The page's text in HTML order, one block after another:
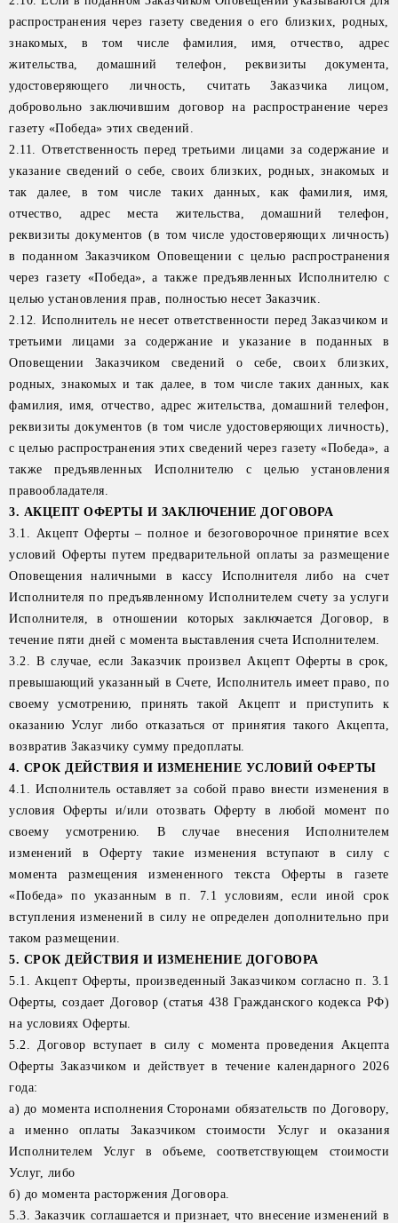
распространения через газету сведения о его близких, родных,
знакомых, в том числе фамилия, имя, отчество, адрес
жительства, домашний телефон, реквизиты документа,
удостоверяющего личность, считать Заказчика лицом,
добровольно заключившим договор на распространение через
газету «Победа» этих сведений.
2.11. Ответственность перед третьими лицами за содержание и
указание сведений о себе, своих близких, родных, знакомых и
так далее, в том числе таких данных, как фамилия, имя,
отчество, адрес места жительства, домашний телефон,
реквизиты документов (в том числе удостоверяющих личность)
в поданном Заказчиком Оповещении с целью распространения
через газету «Победа», а также предъявленных Исполнителю с
целью установления прав, полностью несет Заказчик.
2.12. Исполнитель не несет ответственности перед Заказчиком и
третьими лицами за содержание и указание в поданных в
Оповещении Заказчиком сведений о себе, своих близких,
родных, знакомых и так далее, в том числе таких данных, как
фамилия, имя, отчество, адрес жительства, домашний телефон,
реквизиты документов (в том числе удостоверяющих личность),
с целью распространения этих сведений через газету «Победа», а
также предъявленных Исполнителю с целью установления
правообладателя.
3. АКЦЕПТ ОФЕРТЫ И ЗАКЛЮЧЕНИЕ ДОГОВОРА
3.1. Акцепт Оферты – полное и безоговорочное принятие всех
условий Оферты путем предварительной оплаты за размещение
Оповещения наличными в кассу Исполнителя либо на счет
Исполнителя по предъявленному Исполнителем счету за услуги
Исполнителя, в отношении которых заключается Договор, в
течение пяти дней с момента выставления счета Исполнителем.
3.2. В случае, если Заказчик произвел Акцепт Оферты в срок,
превышающий указанный в Счете, Исполнитель имеет право, по
своему усмотрению, принять такой Акцепт и приступить к
оказанию Услуг либо отказаться от принятия такого Акцепта,
возвратив Заказчику сумму предоплаты.
4. СРОК ДЕЙСТВИЯ И ИЗМЕНЕНИЕ УСЛОВИЙ ОФЕРТЫ
4.1. Исполнитель оставляет за собой право внести изменения в
условия Оферты и/или отозвать Оферту в любой момент по
своему усмотрению. В случае внесения Исполнителем
изменений в Оферту такие изменения вступают в силу с
момента размещения измененного текста Оферты в газете
«Победа» по указанным в п. 7.1 условиям, если иной срок
вступления изменений в силу не определен дополнительно при
таком размещении.
5. СРОК ДЕЙСТВИЯ И ИЗМЕНЕНИЕ ДОГОВОРА
5.1. Акцепт Оферты, произведенный Заказчиком согласно п. 3.1
Оферты, создает Договор (статья 438 Гражданского кодекса РФ)
на условиях Оферты.
5.2. Договор вступает в силу с момента проведения Акцепта
Оферты Заказчиком и действует в течение календарного 2026
года:
а) до момента исполнения Сторонами обязательств по Договору,
а именно оплаты Заказчиком стоимости Услуг и оказания
Исполнителем Услуг в объеме, соответствующем стоимости
Услуг, либо
б) до момента расторжения Договора.
5.3. Заказчик соглашается и признает, что внесение изменений в